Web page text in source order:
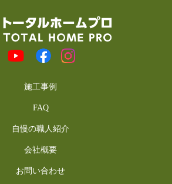
施工事例
FAQ
自慢の職人紹介
会社概要
お問い合わせ